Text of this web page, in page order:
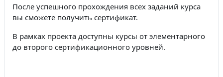
После успешного прохождения всех заданий курса
вы сможете получить сертификат.
В рамках проекта доступны курсы от элементарного
до второго сертификационного уровней.